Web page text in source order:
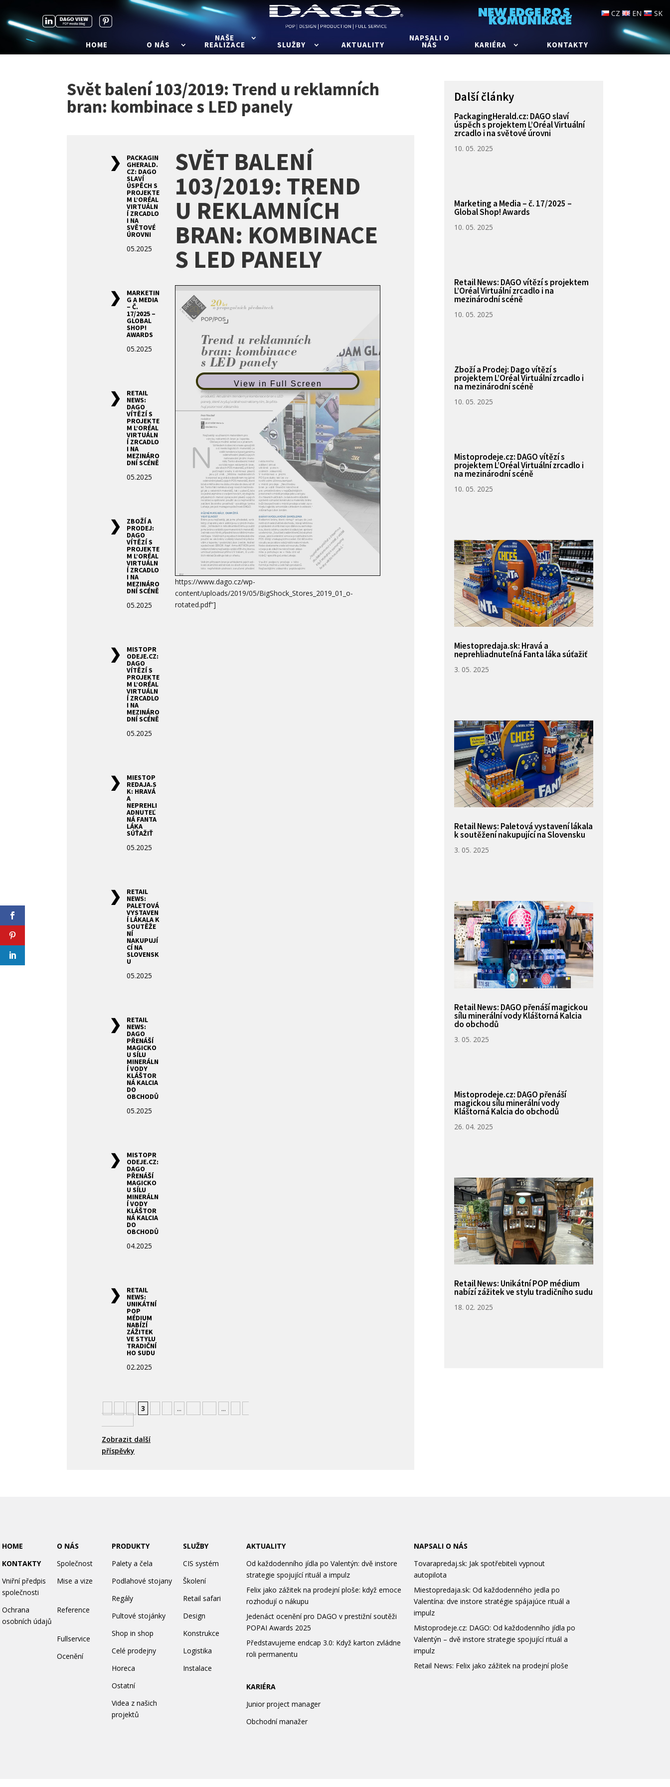
HOME O NÁS
NAŠE
REALIZACE SLUŽBY AKTUALITY
NAPSALI O
NÁS KARIÉRA KONTAKTY
CZ EN SK
Svět balení 103/2019: Trend u reklamních
bran: kombinace s LED panely
PACKAGIN
GHERALD.
CZ: DAGO
SLAVÍ
ÚSPĚCH S
PROJEKTE
M L’ORÉAL
VIRTUÁLN
Í ZRCADLO
I NA
SVĚTOVÉ
ÚROVNI
05.2025
MARKETIN
G A MEDIA
– Č.
17/2025 –
GLOBAL
SHOP!
AWARDS
05.2025
RETAIL
NEWS:
DAGO
VÍTĚZÍ S
PROJEKTE
M L’ORÉAL
VIRTUÁLN
Í ZRCADLO
I NA
MEZINÁRO
DNÍ SCÉNĚ
05.2025
ZBOŽÍ A
PRODEJ:
DAGO
VÍTĚZÍ S
PROJEKTE
M L’ORÉAL
VIRTUÁLN
Í ZRCADLO
I NA
MEZINÁRO
DNÍ SCÉNĚ
05.2025
MISTOPR
ODEJE.CZ:
DAGO
VÍTĚZÍ S
PROJEKTE
M L’ORÉAL
VIRTUÁLN
Í ZRCADLO
I NA
MEZINÁRO
DNÍ SCÉNĚ
05.2025
MIESTOP
REDAJA.S
K: HRAVÁ
A
NEPREHLI
ADNUTEĽ
NÁ FANTA
LÁKA
SÚŤAŽIŤ
05.2025
RETAIL
NEWS:
PALETOVÁ
VYSTAVEN
Í LÁKALA K
SOUTĚŽE
NÍ
NAKUPUJÍ
CÍ NA
SLOVENSK
U
05.2025
RETAIL
NEWS:
DAGO
PŘENÁŠÍ
MAGICKO
U SÍLU
MINERÁLN
Í VODY
KLÁŠTOR
NÁ KALCIA
DO
OBCHODŮ
05.2025
MISTOPR
ODEJE.CZ:
DAGO
PŘENÁŠÍ
MAGICKO
U SÍLU
MINERÁLN
Í VODY
KLÁŠTOR
NÁ KALCIA
DO
OBCHODŮ
04.2025
RETAIL
NEWS:
UNIKÁTNÍ
POP
MÉDIUM
NABÍZÍ
ZÁŽITEK
VE STYLU
TRADIČNÍ
HO SUDU
02.2025
3 ... ...
Zobrazit další
příspěvky
SVĚT BALENÍ
103/2019: TREND
U REKLAMNÍCH
BRAN: KOMBINACE
S LED PANELY
View in Full Screen
https://www.dago.cz/wp-
content/uploads/2019/05/BigShock_Stores_2019_01_o-
rotated.pdf“]
Další články
PackagingHerald.cz: DAGO slaví
úspěch s projektem L’Oréal Virtuální
zrcadlo i na světové úrovni
10. 05. 2025
Marketing a Media – č. 17/2025 –
Global Shop! Awards
10. 05. 2025
Retail News: DAGO vítězí s projektem
L’Oréal Virtuální zrcadlo i na
mezinárodní scéně
10. 05. 2025
Zboží a Prodej: Dago vítězí s
projektem L’Oréal Virtuální zrcadlo i
na mezinárodní scéně
10. 05. 2025
Mistoprodeje.cz: DAGO vítězí s
projektem L’Oréal Virtuální zrcadlo i
na mezinárodní scéně
10. 05. 2025
Miestopredaja.sk: Hravá a
neprehliadnuteľná Fanta láka súťažiť
3. 05. 2025
Retail News: Paletová vystavení lákala
k soutěžení nakupující na Slovensku
3. 05. 2025
Retail News: DAGO přenáší magickou
sílu minerální vody Kláštorná Kalcia
do obchodů
3. 05. 2025
Mistoprodeje.cz: DAGO přenáší
magickou sílu minerální vody
Kláštorná Kalcia do obchodů
26. 04. 2025
Retail News: Unikátní POP médium
nabízí zážitek ve stylu tradičního sudu
18. 02. 2025
HOME
O NÁS
KONTAKTY
Společnost
Vniřní předpis
společnosti
Mise a vize
Ochrana
osobních údajů
Reference
Fullservice
Ocenění
PRODUKTY
SLUŽBY
Palety a čela
CIS systém
Podlahové stojany
Školení
Regály
Retail safari
Pultové stojánky
Design
Shop in shop
Konstrukce
Celé prodejny
Logistika
Horeca
Instalace
Ostatní
Videa z našich
projektů
AKTUALITY
NAPSALI O NÁS
Od každodenního jídla po Valentýn: dvě instore
strategie spojující rituál a impulz
Felix jako zážitek na prodejní ploše: když emoce
rozhodují o nákupu
Jedenáct ocenění pro DAGO v prestižní soutěži
POPAI Awards 2025
Představujeme endcap 3.0: Když karton zvládne
roli permanentu
Tovarapredaj.sk: Jak spotřebiteli vypnout
autopilota
Miestopredaja.sk: Od každodenného jedla po
Valentína: dve instore stratégie spájajúce rituál a
impulz
Mistoprodeje.cz: DAGO: Od každodenního jídla po
Valentýn – dvě instore strategie spojující rituál a
impulz
Retail News: Felix jako zážitek na prodejní ploše
KARIÉRA
Junior project manager
Obchodní manažer